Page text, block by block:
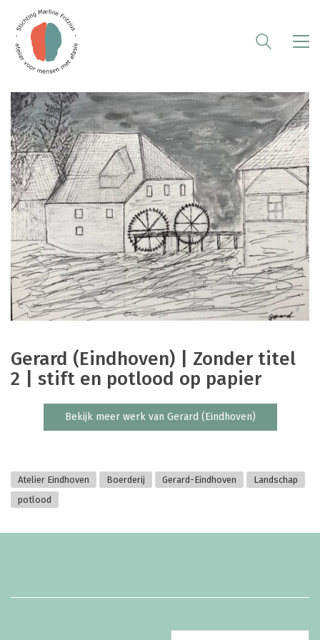
Gerard (Eindhoven) | Zonder titel
2 | stift en potlood op papier
Bekijk meer werk van Gerard (Eindhoven)
Atelier Eindhoven Boerderij Gerard-Eindhoven
Landschap
potlood